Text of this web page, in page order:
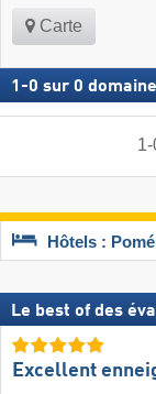
Carte
1 -0 sur 0
1-
Hôtels :
Le best of des
Excellent